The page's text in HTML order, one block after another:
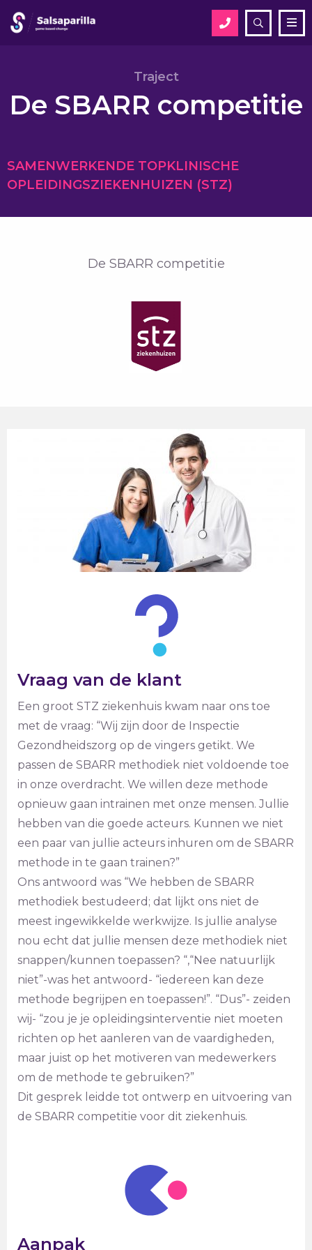
Open
zoekveld
Zoek
Traject
De SBARR competitie
SAMENWERKENDE TOPKLINISCHE
OPLEIDINGSZIEKENHUIZEN (STZ)
De SBARR competitie
Vraag van de klant
Een groot STZ ziekenhuis kwam naar ons toe
met de vraag: “Wij zijn door de Inspectie
Gezondheidszorg op de vingers getikt. We
passen de SBARR methodiek niet voldoende toe
in onze overdracht. We willen deze methode
opnieuw gaan intrainen met onze mensen. Jullie
hebben van die goede acteurs. Kunnen we niet
een paar van jullie acteurs inhuren om de SBARR
methode in te gaan trainen?”
Ons antwoord was “We hebben de SBARR
methodiek bestudeerd; dat lijkt ons niet de
meest ingewikkelde werkwijze. Is jullie analyse
nou echt dat jullie mensen deze methodiek niet
snappen/kunnen toepassen? “,“Nee natuurlijk
niet”-was het antwoord- “iedereen kan deze
methode begrijpen en toepassen!”. “Dus”- zeiden
wij- “zou je je opleidingsinterventie niet moeten
richten op het aanleren van de vaardigheden,
maar juist op het motiveren van medewerkers
om de methode te gebruiken?”
Dit gesprek leidde tot ontwerp en uitvoering van
de SBARR competitie voor dit ziekenhuis.
Aanpak